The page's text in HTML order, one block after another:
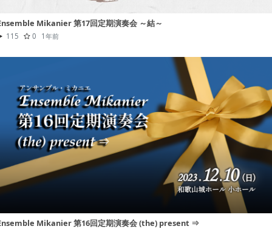
Mikanier 第17回定期演奏会 ～結～
115 0 1年前
Mikanier 第16回定期演奏会 (the) present ⇒